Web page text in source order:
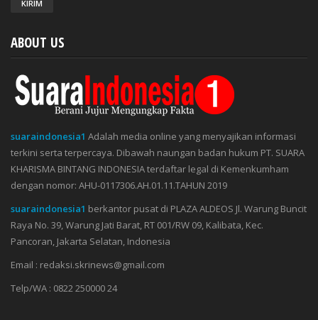
ABOUT US
suaraindonesia1 Adalah media online yang menyajikan informasi
terkini serta terpercaya. Dibawah naungan badan hukum PT. SUARA
KHARISMA BINTANG INDONESIA terdaftar legal di Kemenkumham
dengan nomor: AHU-0117306.AH.01.11.TAHUN 2019
suaraindonesia1 berkantor pusat di PLAZA ALDEOS Jl. Warung Buncit
Raya No. 39, Warung Jati Barat, RT 001/RW 09, Kalibata, Kec.
Pancoran, Jakarta Selatan, Indonesia
Email : redaksi.skrinews@gmail.com
Telp/WA : 0822 250000 24